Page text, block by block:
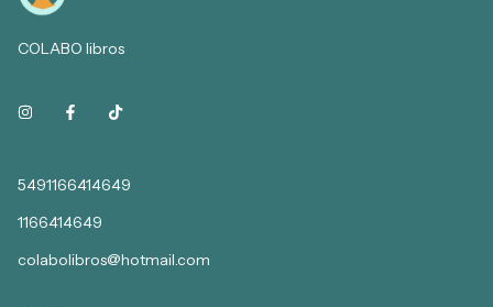
COLABO libros
5491166414649
1166414649
colabolibros@hotmail.com